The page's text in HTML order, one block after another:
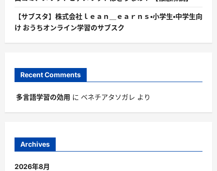
【サブスタ】株式会社ｌｅａｎ＿ｅａｒｎｓ・小学生・中学生向
け おうちオンライン学習のサブスク
Recent Comments
多言語学習の効用 に ベネチアタソガレ より
Archives
2026年8月